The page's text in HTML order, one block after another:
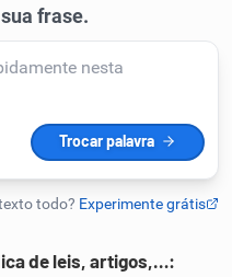
de leis, artigos,…: